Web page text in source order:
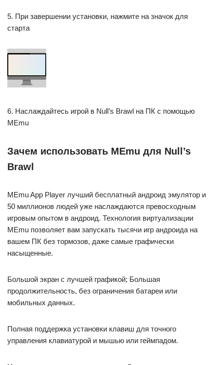
5. При завершении установки, нажмите на значок для
старта
6. Наслаждайтесь игрой в Null’s Brawl на ПК с помощью
MEmu
Зачем использовать MEmu для Null’s
Brawl
MEmu App Player лучший бесплатный андроид эмулятор и
50 миллионов людей уже наслаждаются превосходным
игровым опытом в андроид. Технология виртуализации
MEmu позволяет вам запускать тысячи игр андроида на
вашем ПК без тормозов, даже самые графически
насыщенные.
Большой экран с лучшей графикой; Большая
продолжительность, без ограничения батареи или
мобильных данных.
Полная поддержка установки клавиш для точного
управления клавиатурой и мышью или геймпадом.